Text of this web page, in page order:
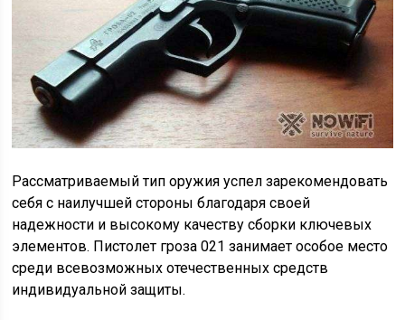
Рассматриваемый тип оружия успел зарекомендовать
себя с наилучшей стороны благодаря своей
надежности и высокому качеству сборки ключевых
элементов. Пистолет гроза 021 занимает особое место
среди всевозможных отечественных средств
индивидуальной защиты.